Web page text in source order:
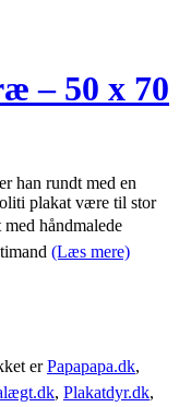
– 50 x 70
han rundt med en
plakat være til stor
med håndmalede
(Læs mere)
erPapapapa.dk,
, Plakatdyr.dk,